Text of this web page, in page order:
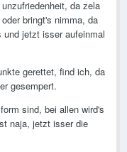
da zela
bringt's nimma, da
jetzt isser aufeinmal
gerettet, find ich, da
gesempert.
sind, bei allen wird's
naja, jetzt isser die